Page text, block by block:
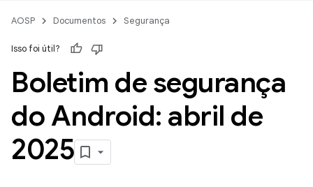
AOSP Documentos Segurança
Isso foi útil?
Boletim de segurança
do Android: abril de
2025